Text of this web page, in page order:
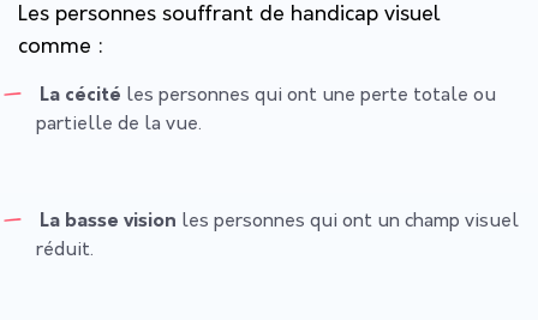
Les personnes souffrant de handicap visuel
comme :
La cécité les personnes qui ont une perte totale ou
partielle de la vue.
La basse vision les personnes qui ont un champ visuel
réduit.